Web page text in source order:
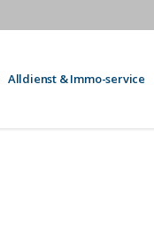
Alldienst & Immo-service